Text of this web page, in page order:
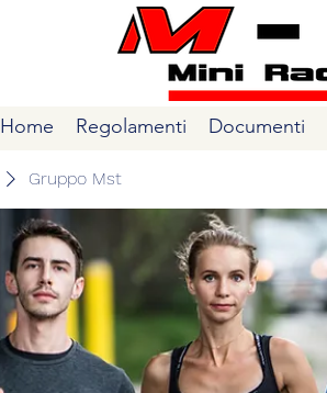
Home Regolamenti Documenti
Gruppo Mst